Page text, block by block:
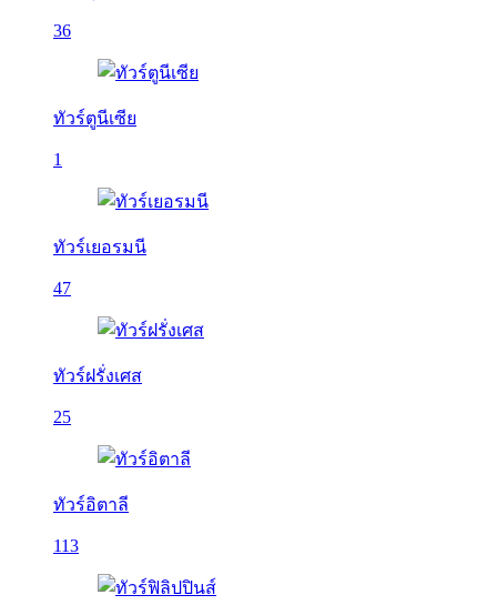
36
ทัวร์ตูนีเซีย
1
ทัวร์เยอรมนี
47
ทัวร์ฝรั่งเศส
25
ทัวร์อิตาลี
113